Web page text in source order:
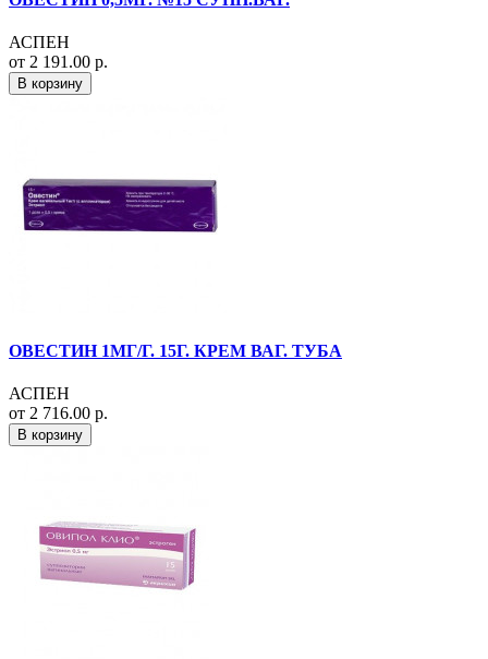
АСПЕН
от 2 191.00 р.
В корзину
ОВЕСТИН 1МГ/Г. 15Г. КРЕМ ВАГ. ТУБА
АСПЕН
от 2 716.00 р.
В корзину